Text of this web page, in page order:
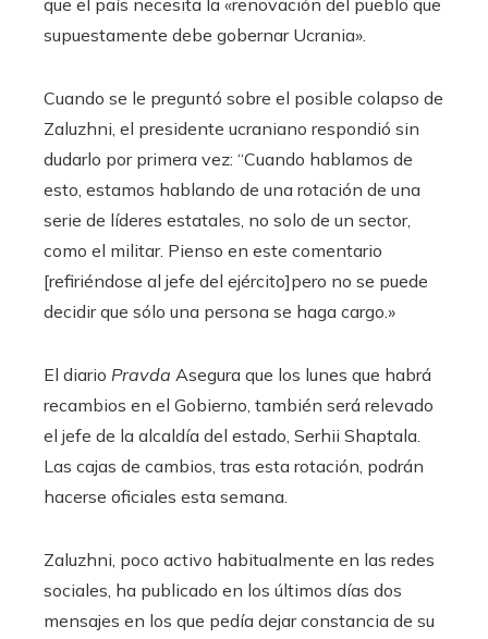
que el país necesita la «renovación del pueblo que
supuestamente debe gobernar Ucrania».
Cuando se le preguntó sobre el posible colapso de
Zaluzhni, el presidente ucraniano respondió sin
dudarlo por primera vez: “Cuando hablamos de
esto, estamos hablando de una rotación de una
serie de líderes estatales, no solo de un sector,
como el militar. Pienso en este comentario
[refiriéndose al jefe del ejército]pero no se puede
decidir que sólo una persona se haga cargo.»
El diario Pravda Asegura que los lunes que habrá
recambios en el Gobierno, también será relevado
el jefe de la alcaldía del estado, Serhii Shaptala.
Las cajas de cambios, tras esta rotación, podrán
hacerse oficiales esta semana.
Zaluzhni, poco activo habitualmente en las redes
sociales, ha publicado en los últimos días dos
mensajes en los que pedía dejar constancia de su